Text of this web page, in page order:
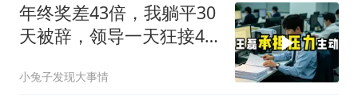
年终奖差43倍，我躺平30
天被辞，领导一天狂接47
小兔子发现大事情